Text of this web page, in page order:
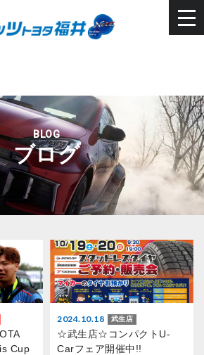
BLOG
ブログ
Cup
2024.10.18 武生店
☆武生店☆コンパクトU-
Carフェア開催中!!